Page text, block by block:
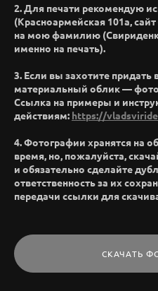
2. Для печати рекомендую
(Красноармейская 101а,
на мою фамилию
именно на печать).
3. Если вы захотите
материальный облик —
Ссылка на примеры и
действиям: https://
4. Фотографии хранятся на
время, но, пожалуйста,
и обязательно сделайте
ответственность за их
передачи ссылки для
СКАЧАТЬ